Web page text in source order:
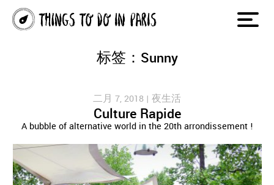
标签：Sunny
二月 7, 2018 | 夜生活
Culture Rapide
A bubble of alternative world in the 20th arrondissement !